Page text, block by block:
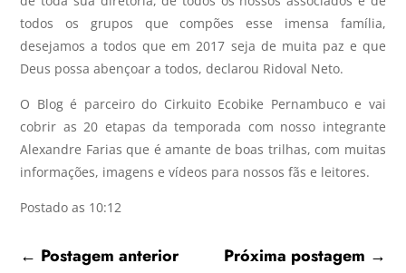
todos os grupos que compões esse imensa família,
desejamos a todos que em 2017 seja de muita paz e que
Deus possa abençoar a todos, declarou Ridoval Neto.
O Blog é parceiro do Cirkuito Ecobike Pernambuco e vai
cobrir as 20 etapas da temporada com nosso integrante
Alexandre Farias que é amante de boas trilhas, com muitas
informações, imagens e vídeos para nossos fãs e leitores.
Postado as 10:12
← Postagem anterior Próxima postagem →